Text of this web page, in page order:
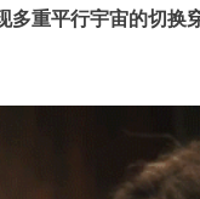
多重平行宇宙的切